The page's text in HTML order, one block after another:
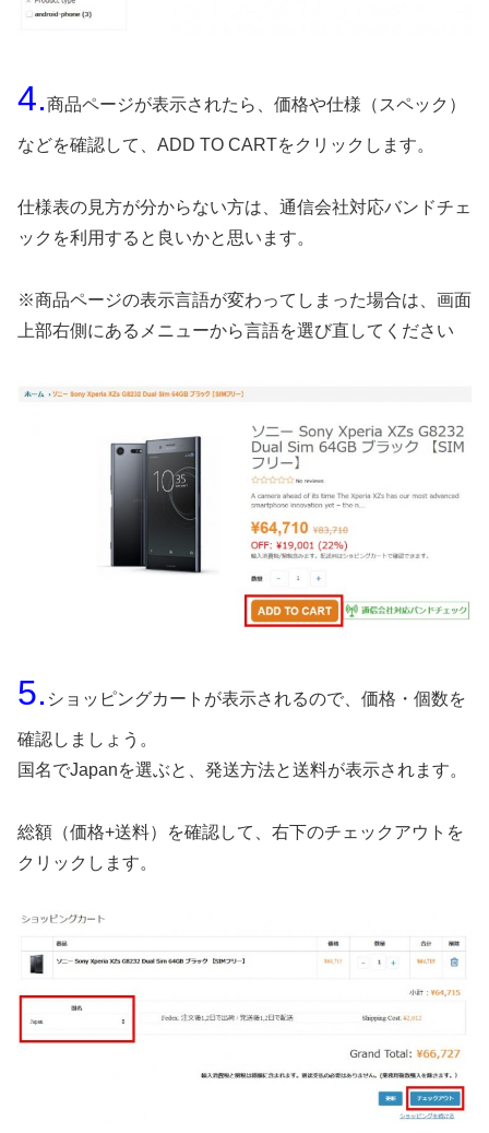
4.商品ページが表示されたら、価格や仕様（スペック）
などを確認して、ADD TO CARTをクリックします。
仕様表の見方が分からない方は、通信会社対応バンドチェ
ックを利用すると良いかと思います。
※商品ページの表示言語が変わってしまった場合は、画面
上部右側にあるメニューから言語を選び直してください
5. ショッピングカートが表示されるので、価格・個数を
確認しましょう。
国名でJapanを選ぶと、発送方法と送料が表示されます。
総額（価格+送料）を確認して、右下のチェックアウトを
クリックします。